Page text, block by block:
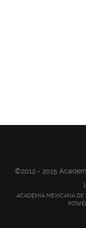
©2012 - 2015
ACADEMIA MEXICANA DE